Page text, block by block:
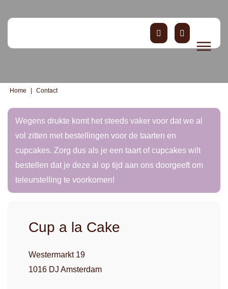
Home Contact
Wegens drukte komt het steeds vaker voor dat we al
vol zitten met bestellingen voor de taarten en
cupcakes. Zorg dus als je een taart of cupcakes wilt
bestellen dat je deze al op tijd aan ons doorgeeft om
teleurstelling te voorkomen!
Cup a la Cake
Westermarkt 19
1016 DJ Amsterdam